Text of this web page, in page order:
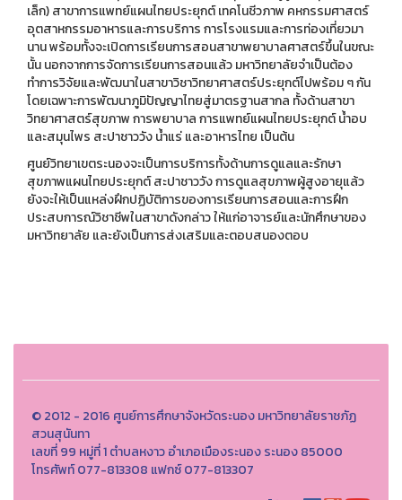
เล็ก) สาขาการแพทย์แผนไทยประยุกต์ เทคโนชีวภาพ คหกรรมศาสตร์
อุตสาหกรรมอาหารและการบริการ การโรงแรมและการท่องเที่ยวมา
นาน พร้อมทั้งจะเปิดการเรียนการสอนสาขาพยาบาลศาสตร์ขึ้นในขณะ
นั้น นอกจากการจัดการเรียนการสอนแล้ว มหาวิทยาลัยจำเป็นต้อง
ทำการวิจัยและพัฒนาในสาขาวิชาวิทยาศาสตร์ประยุกต์ไปพร้อม ๆ กัน
โดยเฉพาะการพัฒนาภูมิปัญญาไทยสู่มาตรฐานสากล ทั้งด้านสาขา
วิทยาศาสตร์สุขภาพ การพยาบาล การแพทย์แผนไทยประยุกต์ น้ำอบ
และสมุนไพร สะปาชาววัง น้ำแร่ และอาหารไทย เป็นต้น
ศูนย์วิทยาเขตระนองจะเป็นการบริการทั้งด้านการดูแลและรักษา
สุขภาพแผนไทยประยุกต์ สะปาชาววัง การดูแลสุขภาพผู้สูงอายุแล้ว
ยังจะให้เป็นแหล่งฝึกปฏิบัติการของการเรียนการสอนและการฝึก
ประสบการณ์วิชาชีพในสาขาดังกล่าว ให้แก่อาจารย์และนักศึกษาของ
มหาวิทยาลัย และยังเป็นการส่งเสริมและตอบสนองตอบ
© 2012 - 2016 ศูนย์การศึกษาจังหวัดระนอง มหาวิทยาลัยราชภัฏ
สวนสุนันทา
เลขที่ 99 หมู่ที่ 1 ตำบลหงาว อำเภอเมืองระนอง ระนอง 85000
โทรศัพท์ 077-813308 แฟกซ์ 077-813307